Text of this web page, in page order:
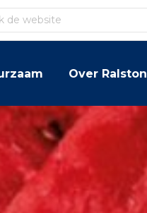
Over Ralston